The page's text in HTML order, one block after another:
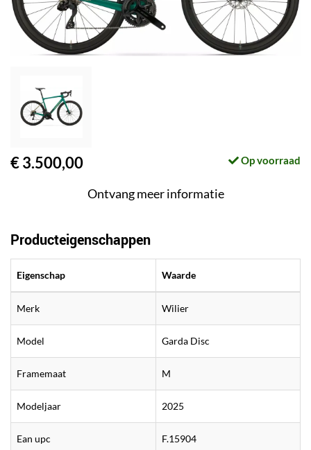
€ 3.500,00 Op voorraad
Ontvang meer informatie
Producteigenschappen
Eigenschap Waarde
Merk Wilier
Model Garda Disc
Framemaat M
Modeljaar 2025
Ean upc F.15904